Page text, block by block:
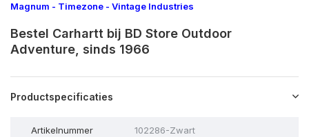
Magnum - Timezone - Vintage Industries
Bestel Carhartt bij BD Store Outdoor
Adventure, sinds 1966
Productspecificaties
Artikelnummer 102286-Zwart